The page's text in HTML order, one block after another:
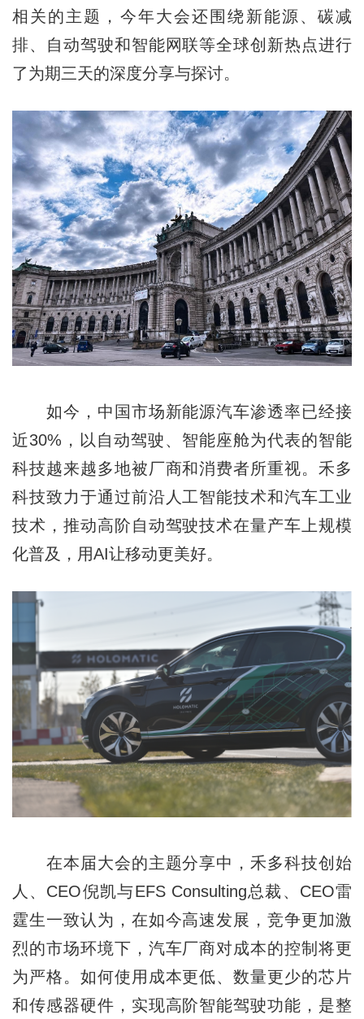
相关的主题，今年大会还围绕新能源、碳减
排、自动驾驶和智能网联等全球创新热点进行
了为期三天的深度分享与探讨。
如今，中国市场新能源汽车渗透率已经接
近30%，以自动驾驶、智能座舱为代表的智能
科技越来越多地被厂商和消费者所重视。禾多
科技致力于通过前沿人工智能技术和汽车工业
技术，推动高阶自动驾驶技术在量产车上规模
化普及，用AI让移动更美好。
在本届大会的主题分享中，禾多科技创始
人、CEO倪凯与EFS Consulting总裁、CEO雷
霆生一致认为，在如今高速发展，竞争更加激
烈的市场环境下，汽车厂商对成本的控制将更
为严格。如何使用成本更低、数量更少的芯片
和传感器硬件，实现高阶智能驾驶功能，是整